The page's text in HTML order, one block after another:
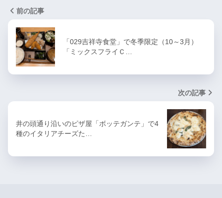
前の記事
「029吉祥寺食堂」で冬季限定（10～3月）
「ミックスフライＣ…
次の記事
井の頭通り沿いのピザ屋「ボッテガンテ」で4
種のイタリアチーズた…